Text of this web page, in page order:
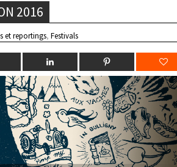
2016
et reportings,Festivals